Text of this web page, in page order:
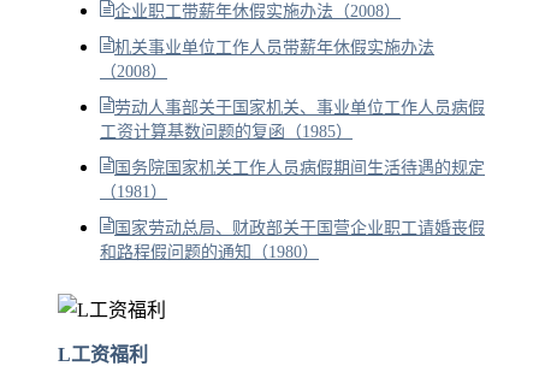
企业职工带薪年休假实施办法（2008）
机关事业单位工作人员带薪年休假实施办法
（2008）
劳动人事部关于国家机关、事业单位工作人员病假
工资计算基数问题的复函（1985）
国务院国家机关工作人员病假期间生活待遇的规定
（1981）
国家劳动总局、财政部关于国营企业职工请婚丧假
和路程假问题的通知（1980）
L工资福利